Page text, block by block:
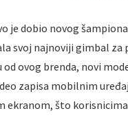
je dobio novog
svoj najnoviji gimbal za
ovog brenda, novi
zapisa mobilnim
što